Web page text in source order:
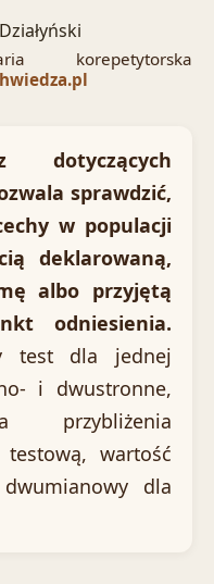
korepetytorska
dotyczących
sprawdzić,
w populacji
deklarowaną,
albo przyjętą
odniesienia.
test dla jednej
i dwustronne,
przybliżenia
wartość
dla